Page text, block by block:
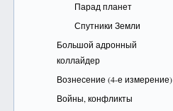
Парад планет
Спутники Земли
Большой адронный
коллайдер
Вознесение (4-е измерение)
Войны, конфликты